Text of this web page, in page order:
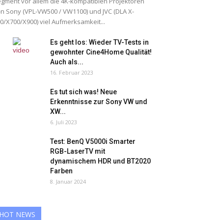
Sony (VPL-VW500 / VW1100) und JVC (DLA X-
X700/X900) viel Aufmerksamkeit...
Es geht los: Wieder TV-Tests in
gewohnter Cine4Home Qualität!
Auch als...
16. Februar 2023
Es tut sich was! Neue
Erkenntnisse zur Sony VW und
XW...
6. Juli 2023
Test: BenQ V5000i Smarter
RGB-LaserTV mit
dynamischem HDR und BT2020
Farben
8. Januar 2024
HOT NEWS